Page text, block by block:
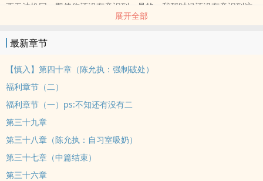
西无法挽回，即使你还没有意识到。是的，我那时候还没有意识到这
个无法挽回的东西到底意味着什么，但我终究因此收敛了不少，这大
抵源于幼时的我对大人口中的所谓大道理的敬畏之心，或许是因为家
里人很少和我说什么大道理。在这里，你将看到：白切黑的心机疯
狗、被狠狠打脸后强制爱的高岭之花……np，
展开全部
最新章节
【慎入】第四十章（陈允执：强制破处）
福利章节（二）
福利章节（一）ps:不知还有没有二
第三十九章
第三十八章（陈允执：自习室吸奶）
第三十七章（中篇结束）
第三十六章